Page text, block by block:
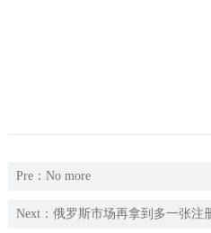
Pre：No more
Next： 俄罗斯市场再拿到多一张注